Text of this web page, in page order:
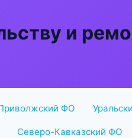
и
ФО
Северо-Кавказский ФО